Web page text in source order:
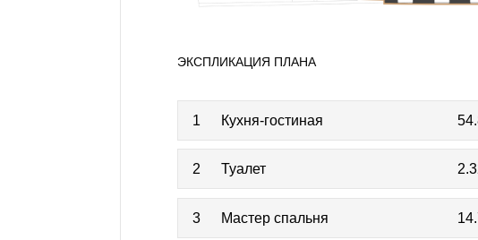
ЭКСПЛИКАЦИЯ ПЛАНА
1 Кухня-гостиная
2 Туалет
3 Мастер спальня